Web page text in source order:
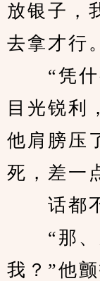
放银子，
去拿才行
“凭什
目光锐利
他肩膀压
死，差一
话都不
“那、
我？”他